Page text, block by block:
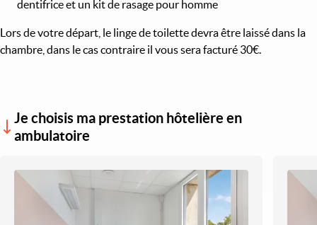
dentifrice et un kit de rasage pour homme
Lors de votre départ, le linge de toilette devra être laissé dans la
chambre, dans le cas contraire il vous sera facturé 30€.
Je choisis ma prestation hôtelière en
ambulatoire